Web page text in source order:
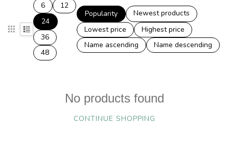
6
12
24
36
48
Popularity
Newest products
Lowest price
Highest price
Name ascending
Name descending
No products found
CONTINUE SHOPPING